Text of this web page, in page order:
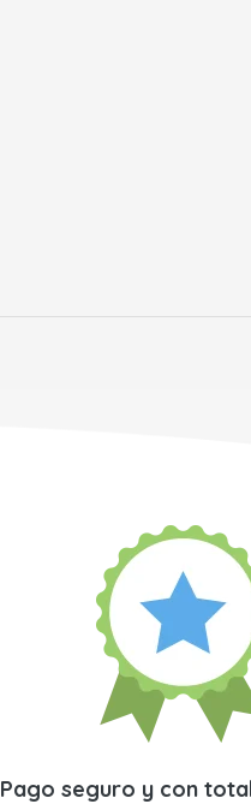
Pago seguro y con